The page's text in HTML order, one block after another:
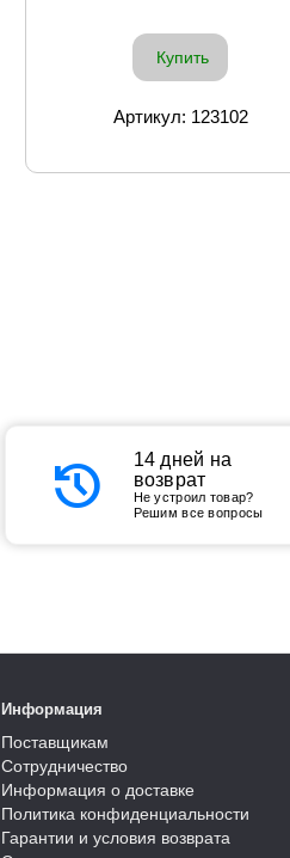
Купить
Артикул: 123102
history
14 дней на
возврат
Не устроил товар?
Решим все вопросы
Информация
Поставщикам
Сотрудничество
Информация о доставке
Политика конфиденциальности
Гарантии и условия возврата